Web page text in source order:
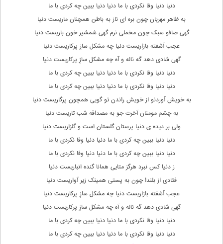
دنیا دنیا وفا نکردی با ما دنیا دنیا ببین چه کردی با ما
به ظاهر مهربان چون بره ای ناز به باطن همچنان ماریست دنیا
گهی صافو سبک چون مخملی نرم گهی شمشیر خون باریست دنیا
عجب آشفته بازاریست دنیا چه مشکل سازِ پرکاریست دنیا
گهی شادی دهد گه ناله و آه چه مشکل سازِ پرکاریست دنیا
دنیا دنیا وفا نکردی با ما دنیا دنیا ببین چه کردی با ما
دنیا دنیا وفا نکردی با ما دنیا دنیا ببین چه کردی با ما
به خویش آوردنو از خویش راندن تو گویی همچون پرگاریست دنیا
به چشم مومنان آخرت جو به مصداقه شب تاریست دنیا
ولی بر دیده ی دنیا پرستان گلستان است و گلزاریست دنیا
دنیا دنیا ببین چه کردی با ما دنیا دنیا وفا نکردی با ما
دنیا دنیا ببین چه کردی با ما دنیا دنیا وفا نکردی با ما
ز دنیا کس نبرد هرگز متایی همانا گنده انباریست دنیا
فتادی از بلندا چون به پستی همینک زیر آواریست دنیا
عجب آشفته بازاریست دنیا چه مشکل سازِ پرکاریست دنیا
گهی شادی دهد گه ناله و آه چه مشکل سازِ پرکاریست دنیا
دنیا دنیا وفا نکردی با ما دنیا دنیا ببین چه کردی با ما
دنیا دنیا وفا نکردی با ما دنیا دنیا ببین چه کردی با ما